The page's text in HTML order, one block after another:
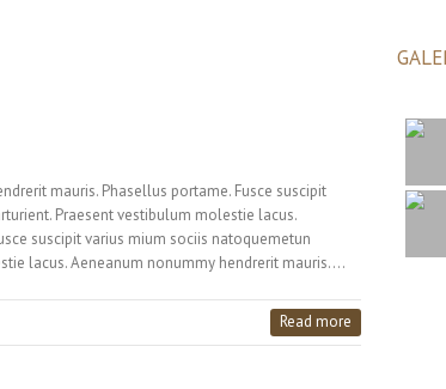
mauris. Phasellus portame. Fusce suscipit
Praesent vestibulum molestie lacus.
suscipit varius mium sociis natoquemetun
lacus. Aeneanum nonummy hendrerit mauris.…
Read more